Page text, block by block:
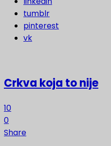
tumblr
pinterest
vk
Crkva koja to nije
10
0
Share